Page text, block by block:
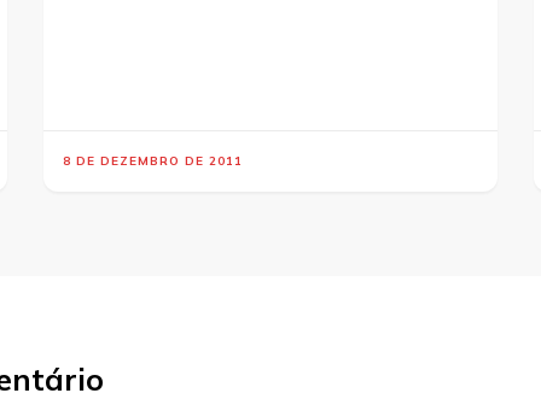
8 DE DEZEMBRO DE 2011